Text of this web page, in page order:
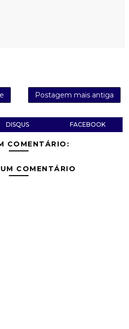
Postagem mais antiga
DISQUS FACEBOOK
COMENTÁRIO:
COMENTÁRIO